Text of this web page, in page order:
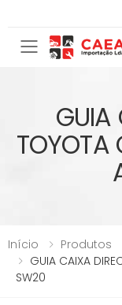
Toggle
GUIA
TOYOTA
Início
Produtos
GUIA CAIXA
SW20